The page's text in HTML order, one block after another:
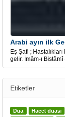
Arabi ayın ilk
Eş Şafi ;
gelir. İmâm-ı
Etiketler
Dua Hacet duası